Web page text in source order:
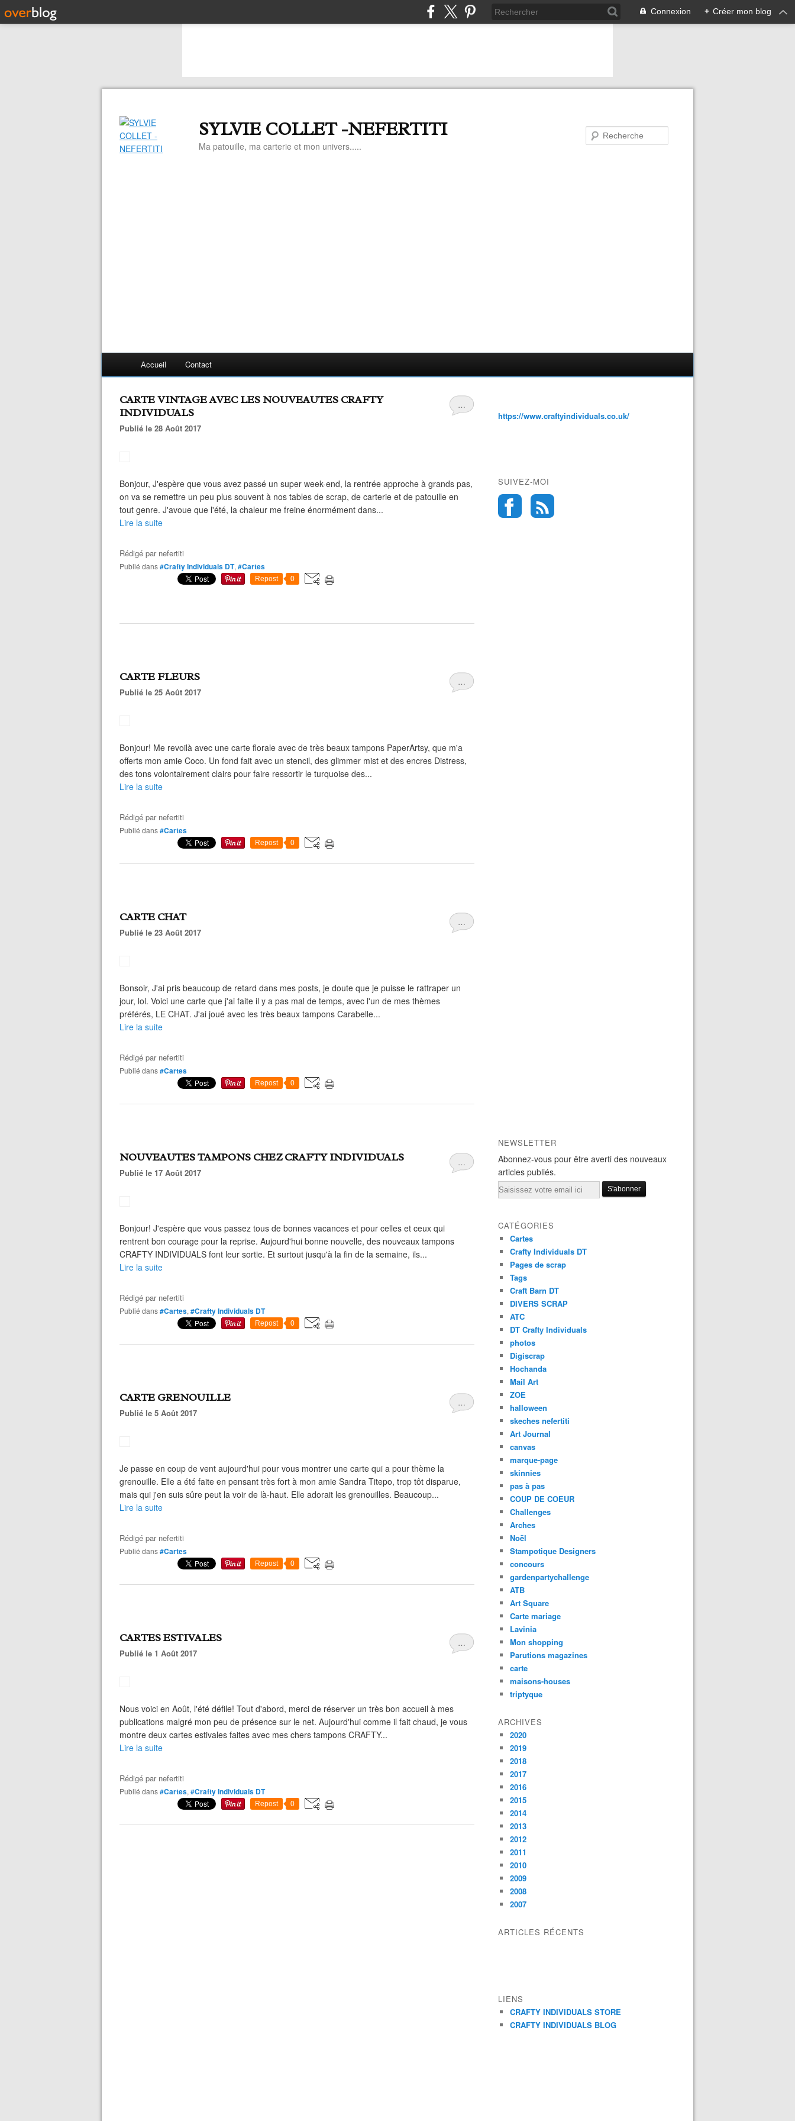
Connexion + Créer mon blog
SYLVIE COLLET -NEFERTITI
Ma patouille, ma carterie et mon univers.....
Accueil Contact
…
CARTE VINTAGE AVEC LES NOUVEAUTES CRAFTY
INDIVIDUALS
Publié le 28 Août 2017
Bonjour, J'espère que vous avez passé un super week-end, la rentrée approche à grands pas,
on va se remettre un peu plus souvent à nos tables de scrap, de carterie et de patouille en
tout genre. J'avoue que l'été, la chaleur me freine énormément dans...
Lire la suite
Rédigé par nefertiti
Publié dans#Crafty Individuals DT, #Cartes
Repost 0
…
CARTE FLEURS
Publié le 25 Août 2017
Bonjour! Me revoilà avec une carte florale avec de très beaux tampons PaperArtsy, que m'a
offerts mon amie Coco. Un fond fait avec un stencil, des glimmer mist et des encres Distress,
des tons volontairement clairs pour faire ressortir le turquoise des...
Lire la suite
Rédigé par nefertiti
Publié dans#Cartes
Repost 0
…
CARTE CHAT
Publié le 23 Août 2017
Bonsoir, J'ai pris beaucoup de retard dans mes posts, je doute que je puisse le rattraper un
jour, lol. Voici une carte que j'ai faite il y a pas mal de temps, avec l'un de mes thèmes
préférés, LE CHAT. J'ai joué avec les très beaux tampons Carabelle...
Lire la suite
Rédigé par nefertiti
Publié dans#Cartes
Repost 0
…
NOUVEAUTES TAMPONS CHEZ CRAFTY INDIVIDUALS
Publié le 17 Août 2017
Bonjour! J'espère que vous passez tous de bonnes vacances et pour celles et ceux qui
rentrent bon courage pour la reprise. Aujourd'hui bonne nouvelle, des nouveaux tampons
CRAFTY INDIVIDUALS font leur sortie. Et surtout jusqu'à la fin de la semaine, ils...
Lire la suite
Rédigé par nefertiti
Publié dans#Cartes, #Crafty Individuals DT
Repost 0
…
CARTE GRENOUILLE
Publié le 5 Août 2017
Je passe en coup de vent aujourd'hui pour vous montrer une carte qui a pour thème la
grenouille. Elle a été faite en pensant très fort à mon amie Sandra Titepo, trop tôt disparue,
mais qui j'en suis sûre peut la voir de là-haut. Elle adorait les grenouilles. Beaucoup...
Lire la suite
Rédigé par nefertiti
Publié dans#Cartes
Repost 0
…
CARTES ESTIVALES
Publié le 1 Août 2017
Nous voici en Août, l'été défile! Tout d'abord, merci de réserver un très bon accueil à mes
publications malgré mon peu de présence sur le net. Aujourd'hui comme il fait chaud, je vous
montre deux cartes estivales faites avec mes chers tampons CRAFTY...
Lire la suite
Rédigé par nefertiti
Publié dans#Cartes, #Crafty Individuals DT
Repost 0
https://www.craftyindividuals.co.uk/
SUIVEZ-MOI
NEWSLETTER
Abonnez-vous pour être averti des nouveaux
articles publiés.
Email
CATÉGORIES
Cartes
Crafty Individuals DT
Pages de scrap
Tags
Craft Barn DT
DIVERS SCRAP
ATC
DT Crafty Individuals
photos
Digiscrap
Hochanda
Mail Art
ZOE
halloween
skeches nefertiti
Art Journal
canvas
marque-page
skinnies
pas à pas
COUP DE COEUR
Challenges
Arches
Noël
Stampotique Designers
concours
gardenpartychallenge
ATB
Art Square
Carte mariage
Lavinia
Mon shopping
Parutions magazines
carte
maisons-houses
triptyque
ARCHIVES
2020
2019
2018
2017
2016
2015
2014
2013
2012
2011
2010
2009
2008
2007
ARTICLES RÉCENTS
LIENS
CRAFTY INDIVIDUALS STORE
CRAFTY INDIVIDUALS BLOG